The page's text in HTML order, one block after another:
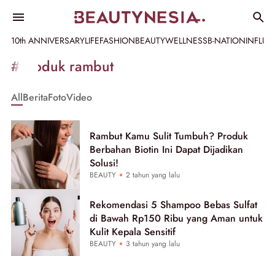
10th ANNIVERSARYLIFEFASHIONBEAUTYWELLNESSB-NATION
Informasi
[GET_DATA_TITLE]
Beautynesia
#produk rambut
AllBeritaFotoVideo
Rambut Kamu Sulit Tumbuh? Produk
Berbahan Biotin Ini Dapat Dijadikan
Solusi!
BEAUTY 2 tahun yang lalu
Rekomendasi 5 Shampoo Bebas Sulfat
di Bawah Rp150 Ribu yang Aman untuk
Kulit Kepala Sensitif
BEAUTY 3 tahun yang lalu